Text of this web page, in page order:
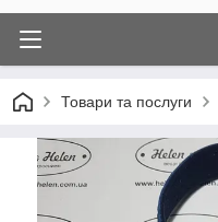
Товари та послуги